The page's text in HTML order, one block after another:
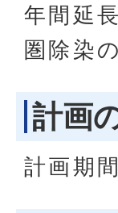
年間延
圏除染
計画
計画期